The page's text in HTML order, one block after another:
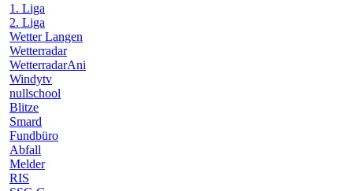
1. Liga
2. Liga
Wetter Langen
Wetterradar
WetterradarAni
Windytv
nullschool
Blitze
Smard
Fundbüro
Abfall
Melder
RIS